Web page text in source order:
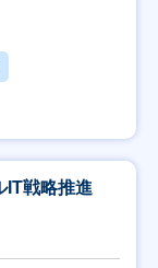
IT戦略推進